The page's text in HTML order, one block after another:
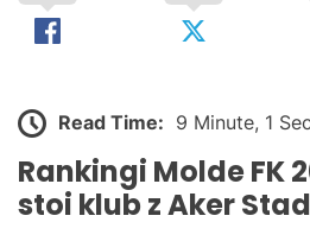
Read Time: 9 Minute, 1
Rankingi Molde FK
stoi klub z Aker